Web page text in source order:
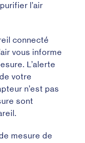
l’air
connecté
vous informe
L’alerte
votre
n’est pas
sont
mesure de